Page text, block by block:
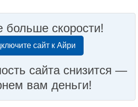
больше скорости!
сайт к Айри
сайта снизится —
вам деньги!